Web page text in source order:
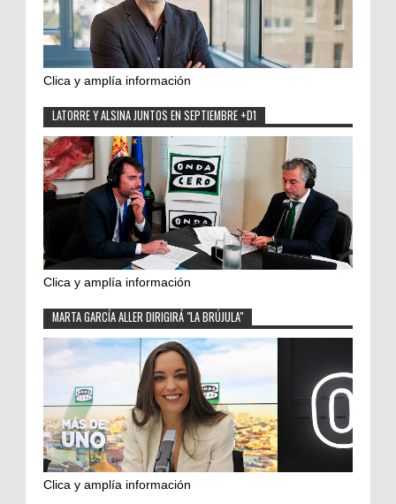
Clica y amplía información
LATORRE Y ALSINA JUNTOS EN SEPTIEMBRE +D1
Clica y amplía información
MARTA GARCÍA ALLER DIRIGIRÁ "LA BRÚJULA"
Clica y amplía información